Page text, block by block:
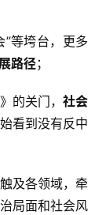
”等垮台，更多
路径；
的关门， 社会
看到没有反中
及各领域，牵
局面和社会风